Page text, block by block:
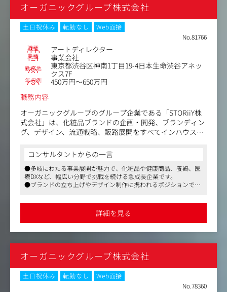
きます。
入社後はご経験・スキルに応じてフレキシブルにチーム編
【仕事内容（変更の範囲）】会社の定める業務
オーガニックグループ株式会社
土日祝休み 転勤なし
Web面接
No.81766
職種 アートディレクター
業種 事業会社
勤務地
東京都渋谷区神南1丁目19-4日本生命渋谷アネッ
クス7F
年収例
450万円～650万円
職務内容
オーガニックグループのグループ企業である「STORiiY株
式会社」は、化粧品ブランドの企画・開発、ブランディン
グ、デザイン、流通戦略、販路展開をすべてインハウスで
ラやノウハウを活かし、オンライン・オフライン統合マー
ケティング支援も展開しています。
「いい仲間と いい仕事をし いい会社をつくる」を理念と
し、社内外をリスペクトしながら挑戦を続ける環境を大切
にしています。
近年、自社ブランドの拡充や新規ライン展開、デジタルと
リアルを横断するプロモーション強化に伴い、ブランドの
ご入社いただく方には、ブランドイメージ設計・演出、デ
ザインガバナンス、企画部門・マーケティング部門との連
携、ディレクションなどを担っていただき、STORiiYのブ
ランド価値をさらなる高みへ導く役割を期待します。
コンサルタントからの一言
●多岐にわたる事業展開が魅力で、化粧品や健康商品、養鶏、医
療DXなど、幅広い分野で挑戦を続ける急成長企業です。
●ブランドの立ち上げやデザイン制作に携われるポジションで
●スピード感ある環境で、社員の自己評価を重視した年俸決定や
勉強会支援制度など、成長を後押しする仕組みが整っています。
詳細を見る
オーガニックグループ株式会社
土日祝休み 転勤なし
Web面接
No.78360